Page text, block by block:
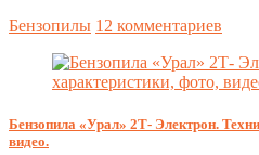
Бензопилы 12 комментариев
Бензопила «Урал» 2Т- Электрон.
видео.